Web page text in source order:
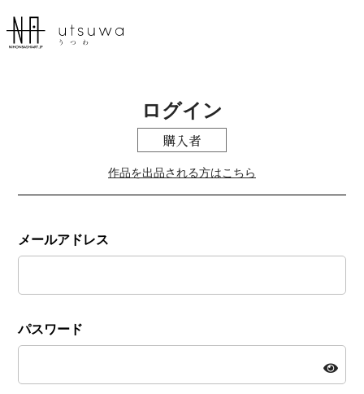
ログイン
購入者
作品を出品される方はこちら
メールアドレス
パスワード